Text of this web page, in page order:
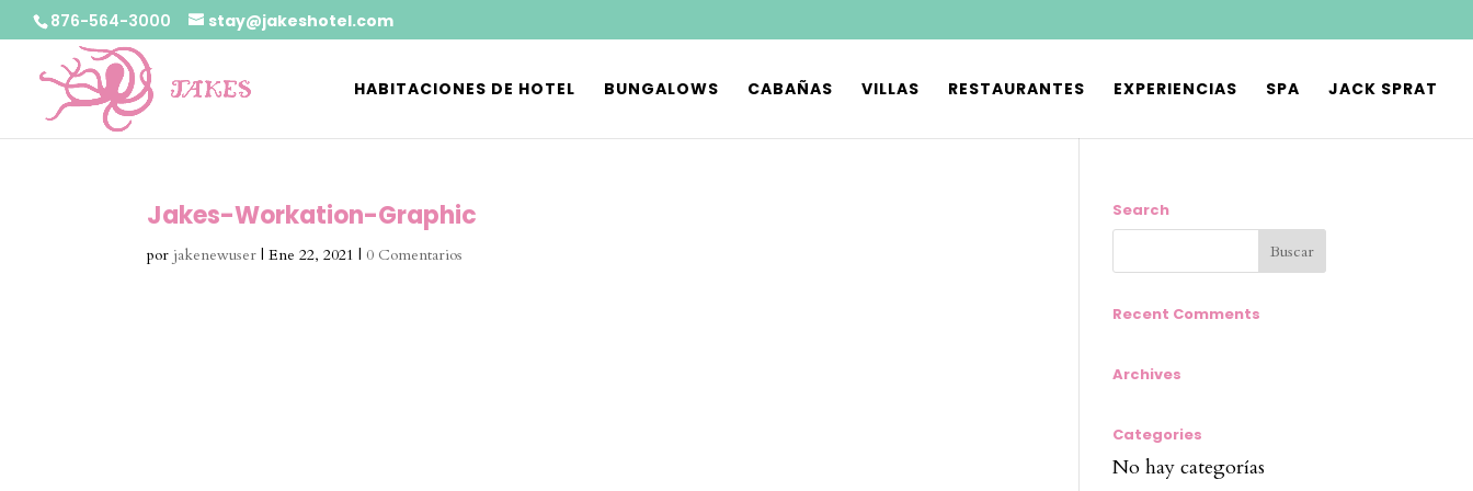
876-564-3000 stay@jakeshotel.com
HABITACIONES DE HOTEL BUNGALOWS CABAÑAS VILLAS RESTAURANTES EXPERIENCIAS SPA JACK SPRAT
Jakes-Workation-Graphic
por jakenewuser |Ene 22, 2021 |0 Comentarios
Search
Recent Comments
Archives
Categories
No hay categorías